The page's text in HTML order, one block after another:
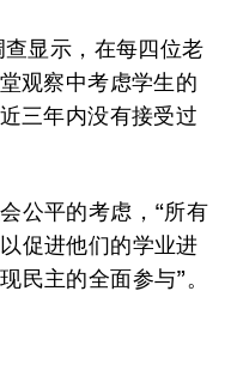
显示，在每四位老
观察中考虑学生的
三年内没有接受过
公平的考虑，“所有
促进他们的学业进
民主的全面参与”。